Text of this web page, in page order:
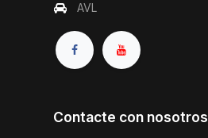
AVL
Contacte con nosotros